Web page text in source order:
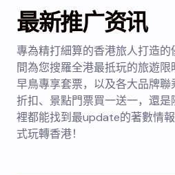
最新推广资讯
專為精打細算的香港旅人打造
間為您搜羅全港最抵玩的旅遊限
早鳥專享套票，以及各大品牌
折扣、景點門票買一送一，還
裡都能找到最update的著數情
式玩轉香港！